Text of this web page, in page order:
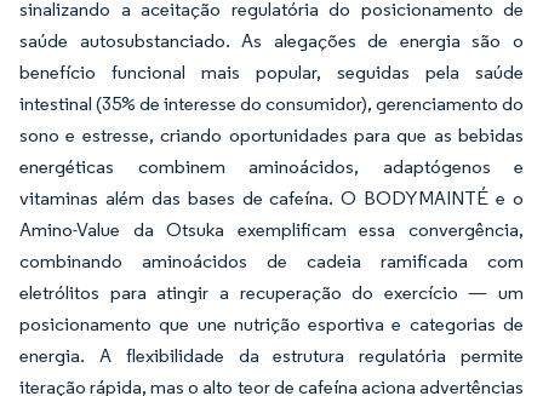
sinalizando a aceitação regulatória do posicionamento de
saúde autosubstanciado. As alegações de energia são o
benefício funcional mais popular, seguidas pela saúde
intestinal (35% de interesse do consumidor), gerenciamento do
sono e estresse, criando oportunidades para que as bebidas
energéticas combinem aminoácidos, adaptógenos e
vitaminas além das bases de cafeína. O BODYMAINTÉ e o
Amino-Value da Otsuka exemplificam essa convergência,
combinando aminoácidos de cadeia ramificada com
eletrólitos para atingir a recuperação do exercício — um
posicionamento que une nutrição esportiva e categorias de
energia. A flexibilidade da estrutura regulatória permite
iteração rápida, mas o alto teor de cafeína aciona advertências